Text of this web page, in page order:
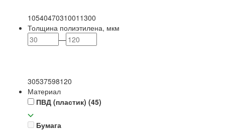
1054047031001 1300
Толщина полиэтилена, мкм
—
30537598120
Материал
ПВД (пластик) (45)
Бумага